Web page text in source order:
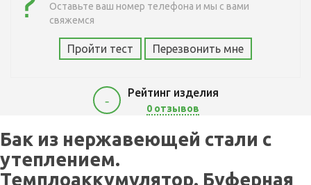
Оставьте ваш номер телефона и мы с вами
свяжемся
Пройти тест Перезвонить мне
-
Рейтинг изделия
0 отзывов
8700
Бак из нержавеющей стали с
утеплением.
Темплоаккумулятор. Буферная